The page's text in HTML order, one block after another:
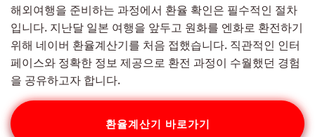
해외여행을 준비하는 과정에서 환율 확인은 필수적인 절차
입니다. 지난달 일본 여행을 앞두고 원화를 엔화로 환전하기
위해 네이버 환율계산기를 처음 접했습니다. 직관적인 인터
페이스와 정확한 정보 제공으로 환전 과정이 수월했던 경험
을 공유하고자 합니다.
환율계산기 바로가기